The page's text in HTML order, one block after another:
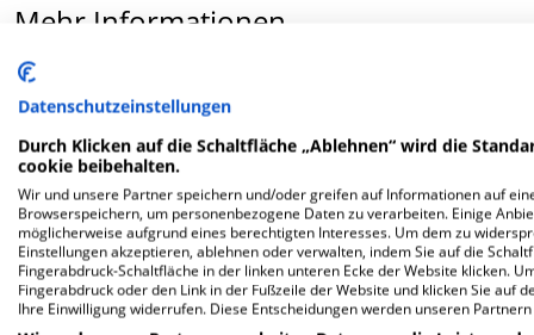
Mehr Informationen
FAQ
Hier ﬁnden Sie häuﬁg gestellte Fragen zu dieser Klinik.
Wie lautet die Adresse von Ad Dento MVZ GmbH
Bommershöfer Weg 3
40670 Meerbusch
Datenschutzeinstellungen
Durch Klicken auf die Schaltfläche „Ablehnen“ wird die
cookie beibehalten.
Wir und unsere Partner speichern und/oder greifen auf Informationen auf
Browserspeichern, um personenbezogene Daten zu verarbeiten. Einige
möglicherweise aufgrund eines berechtigten Interesses. Um dem zu
Einstellungen akzeptieren, ablehnen oder verwalten, indem Sie auf die
Fingerabdruck-Schaltfläche in der linken unteren Ecke der Website klicken.
Fingerabdruck oder den Link in der Fußzeile der Website und klicken Sie auf
Ihre Einwilligung widerrufen. Diese Entscheidungen werden unseren